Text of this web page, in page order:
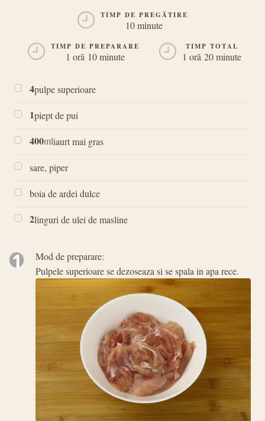
TIMP DE PREGĂTIRE
10 minute
TIMP DE PREPARARE
1 oră 10 minute
TIMP TOTAL
1 oră 20 minute
4pulpe superioare
1piept de pui
400mliaurt mai gras
sare, piper
boia de ardei dulce
2linguri de ulei de masline
1
Mod de preparare:
Pulpele superioare se dezoseaza si se spala in apa rece.